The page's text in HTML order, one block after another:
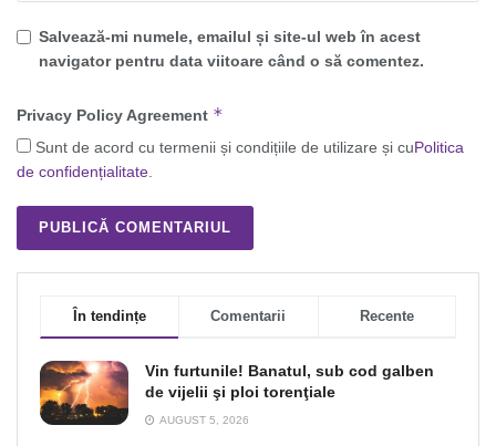
Salvează-mi numele, emailul și site-ul web în acest
navigator pentru data viitoare când o să comentez.
Privacy Policy Agreement *
Sunt de acord cu termenii și condițiile de utilizare și cuPolitica
de confidențialitate.
În tendințe Comentarii Recente
Vin furtunile! Banatul, sub cod galben
de vijelii şi ploi torenţiale
AUGUST 5, 2026